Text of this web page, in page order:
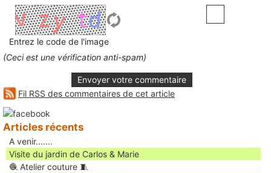
Entrez le code de l'image
(Ceci est une vérification anti-spam)
Envoyer votre commentaire
Fil RSS des commentaires de cet article
Articles récents
A venir.......
Visite du jardin de Carlos & Marie
🧶 Atelier couture 🧵